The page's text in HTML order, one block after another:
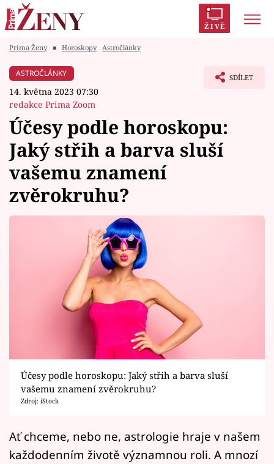
ŽIVĚ
Módní alarm
Témata
Celebrity
Vztahy
Horoskopy
Sledujte prima+
Filmový festival Karlovy Vary
Pořady
Mámy sobě
Přihlášení
Prima Ženy ■ Horoskopy Astročlánky
ASTROČLÁNKY
14. května 2023 07:30
redakce Prima Zoom
SDÍLET
Účesy podle horoskopu:
Jaký střih a barva sluší
vašemu znamení
zvěrokruhu?
Účesy podle horoskopu: Jaký střih a barva sluší
vašemu znamení zvěrokruhu?
Zdroj: iStock
Ať chceme, nebo ne, astrologie hraje v našem
každodenním životě významnou roli. A mnozí